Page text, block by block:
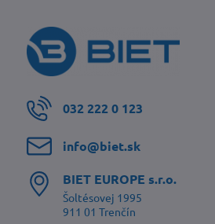
032 222 0 123
info​@biet​.sk
BIET EUROPE s​.r​.o​.
Šoltésovej 1995
911 01 Trenčín